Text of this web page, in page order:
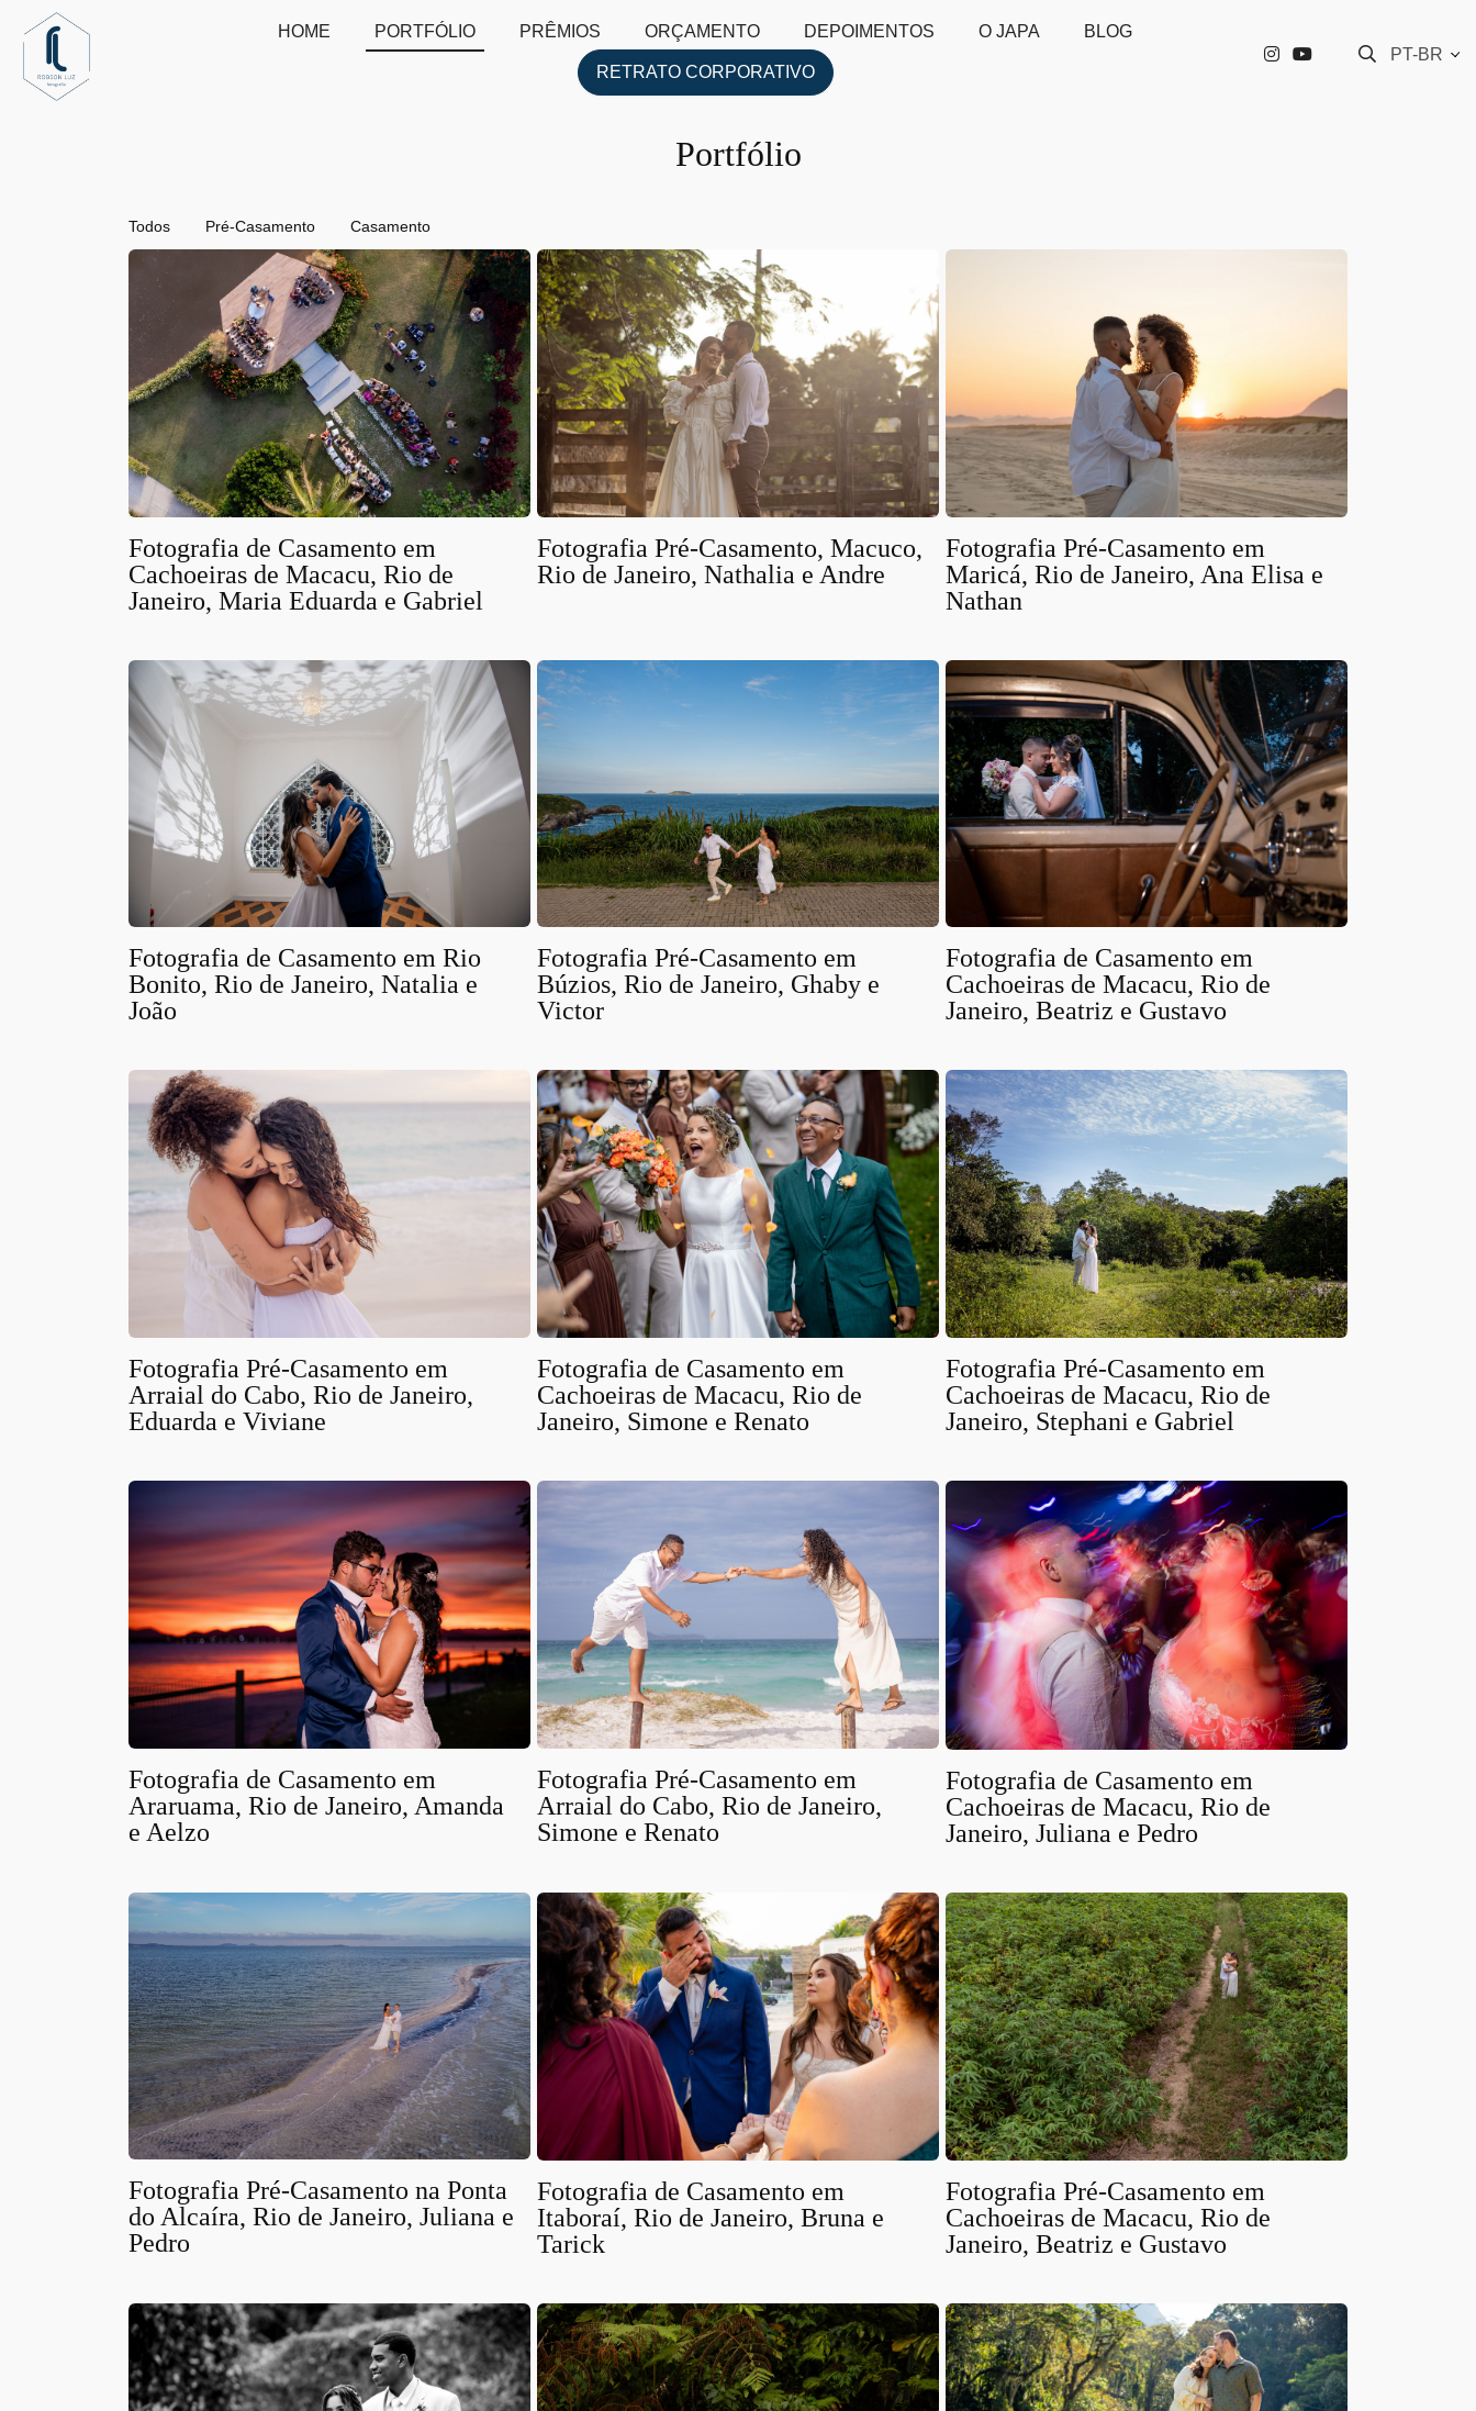
HOME PORTFÓLIO PRÊMIOS ORÇAMENTO DEPOIMENTOS O JAPA BLOG
RETRATO CORPORATIVO
PT-BR
Portfólio
Todos Pré-Casamento Casamento
Fotografia de Casamento em
Cachoeiras de Macacu, Rio de
Janeiro, Maria Eduarda e Gabriel
Fotografia Pré-Casamento, Macuco,
Rio de Janeiro, Nathalia e Andre
Fotografia Pré-Casamento em
Maricá, Rio de Janeiro, Ana Elisa e
Nathan
Fotografia de Casamento em Rio
Bonito, Rio de Janeiro, Natalia e
João
Fotografia Pré-Casamento em
Búzios, Rio de Janeiro, Ghaby e
Victor
Fotografia de Casamento em
Cachoeiras de Macacu, Rio de
Janeiro, Beatriz e Gustavo
Fotografia Pré-Casamento em
Arraial do Cabo, Rio de Janeiro,
Eduarda e Viviane
Fotografia de Casamento em
Cachoeiras de Macacu, Rio de
Janeiro, Simone e Renato
Fotografia Pré-Casamento em
Cachoeiras de Macacu, Rio de
Janeiro, Stephani e Gabriel
Fotografia de Casamento em
Araruama, Rio de Janeiro, Amanda
e Aelzo
Fotografia Pré-Casamento em
Arraial do Cabo, Rio de Janeiro,
Simone e Renato
Fotografia de Casamento em
Cachoeiras de Macacu, Rio de
Janeiro, Juliana e Pedro
Fotografia Pré-Casamento na Ponta
do Alcaíra, Rio de Janeiro, Juliana e
Pedro
Fotografia de Casamento em
Itaboraí, Rio de Janeiro, Bruna e
Tarick
Fotografia Pré-Casamento em
Cachoeiras de Macacu, Rio de
Janeiro, Beatriz e Gustavo